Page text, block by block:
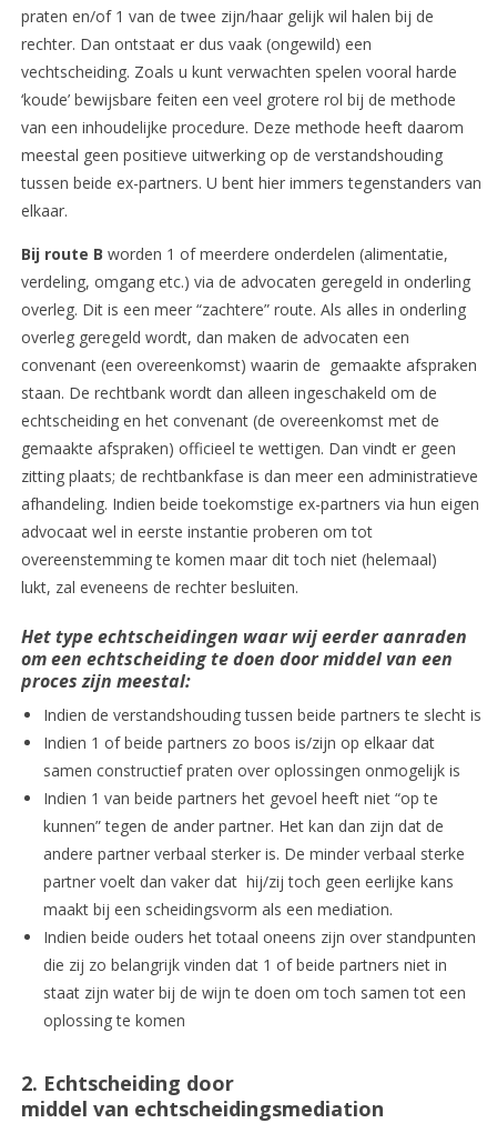
praten en/of 1 van de twee zijn/haar gelijk wil halen bij de
rechter. Dan ontstaat er dus vaak (ongewild) een
vechtscheiding. Zoals u kunt verwachten spelen vooral harde
‘koude’ bewijsbare feiten een veel grotere rol bij de methode
van een inhoudelijke procedure. Deze methode heeft daarom
meestal geen positieve uitwerking op de verstandshouding
tussen beide ex-partners. U bent hier immers tegenstanders van
elkaar.
Bij route B worden 1 of meerdere onderdelen (alimentatie,
verdeling, omgang etc.) via de advocaten geregeld in onderling
overleg. Dit is een meer “zachtere” route. Als alles in onderling
overleg geregeld wordt, dan maken de advocaten een
convenant (een overeenkomst) waarin de gemaakte afspraken
staan. De rechtbank wordt dan alleen ingeschakeld om de
echtscheiding en het convenant (de overeenkomst met de
gemaakte afspraken) officieel te wettigen. Dan vindt er geen
zitting plaats; de rechtbankfase is dan meer een administratieve
afhandeling. Indien beide toekomstige ex-partners via hun eigen
advocaat wel in eerste instantie proberen om tot
overeenstemming te komen maar dit toch niet (helemaal)
lukt, zal eveneens de rechter besluiten.
Het type echtscheidingen waar wij eerder aanraden
om een echtscheiding te doen door middel van een
proces zijn meestal:
Indien de verstandshouding tussen beide partners te slecht is
Indien 1 of beide partners zo boos is/zijn op elkaar dat
samen constructief praten over oplossingen onmogelijk is
Indien 1 van beide partners het gevoel heeft niet “op te
kunnen” tegen de ander partner. Het kan dan zijn dat de
andere partner verbaal sterker is. De minder verbaal sterke
partner voelt dan vaker dat hij/zij toch geen eerlijke kans
maakt bij een scheidingsvorm als een mediation.
Indien beide ouders het totaal oneens zijn over standpunten
die zij zo belangrijk vinden dat 1 of beide partners niet in
staat zijn water bij de wijn te doen om toch samen tot een
oplossing te komen
2. Echtscheiding door
middel van echtscheidingsmediation